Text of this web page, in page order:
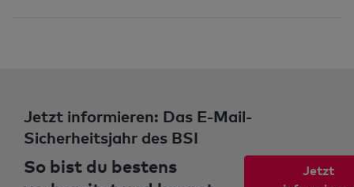
Jetzt informieren: Das E-Mail-
Sicherheitsjahr des BSI
So bist du bestens
Jetzt